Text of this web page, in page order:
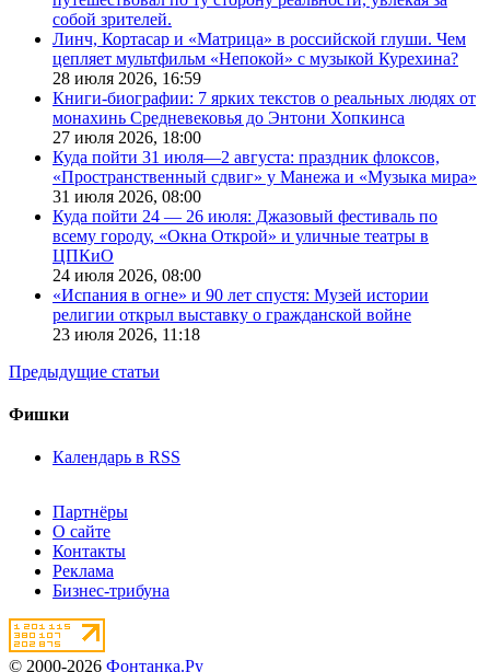
собой зрителей.
Линч, Кортасар и «Матрица» в российской глуши. Чем
цепляет мультфильм «Непокой» с музыкой Курехина?
28 июля 2026, 16:59
Книги-биографии: 7 ярких текстов о реальных людях от
монахинь Средневековья до Энтони Хопкинса
27 июля 2026, 18:00
Куда пойти 31 июля—2 августа: праздник флоксов,
«Пространственный сдвиг» у Манежа и «Музыка мира»
31 июля 2026, 08:00
Куда пойти 24 — 26 июля: Джазовый фестиваль по
всему городу, «Окна Открой» и уличные театры в
ЦПКиО
24 июля 2026, 08:00
«Испания в огне» и 90 лет спустя: Музей истории
религии открыл выставку о гражданской войне
23 июля 2026, 11:18
Предыдущие статьи
Фишки
Календарь в RSS
Партнёры
О сайте
Контакты
Реклама
Бизнес-трибуна
© 2000-2026 Фонтанка.Ру